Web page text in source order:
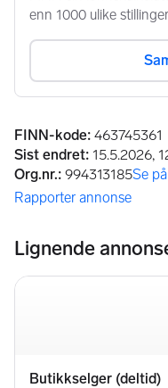
FINN-kode: 463745361
Sist endret: 15.5.2026,
Org.nr.: 994313185Se
Rapporter annonse